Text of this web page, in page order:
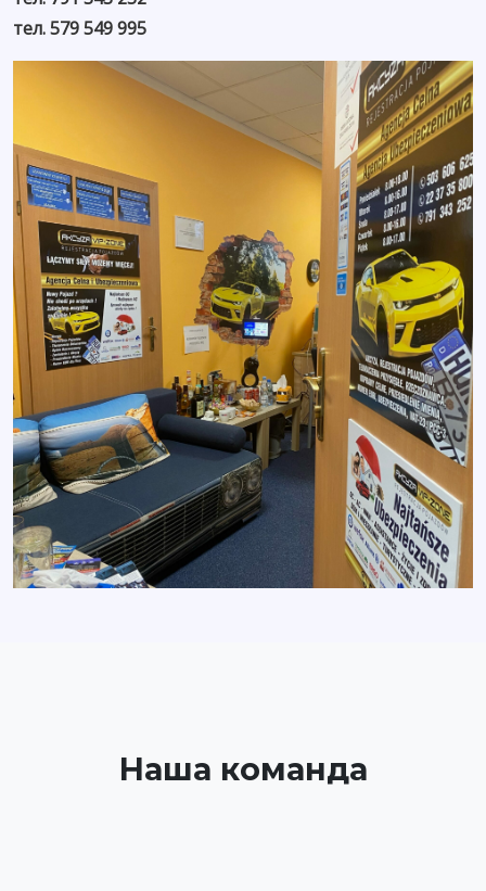
тел. 579 549 995
Наша команда